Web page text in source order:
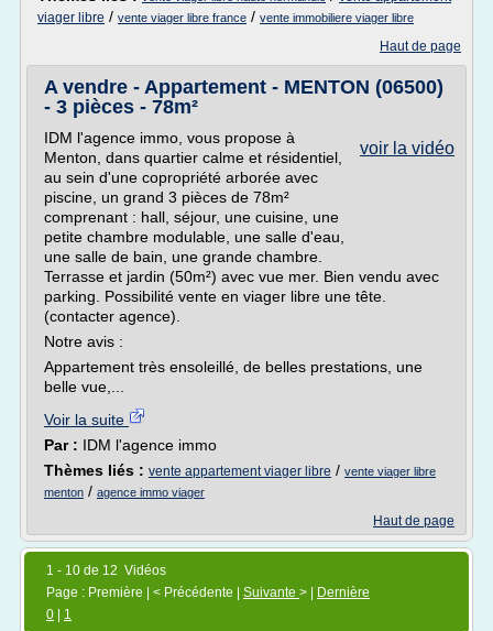
viager libre / vente viager libre france / vente immobiliere viager libre
Haut de page
A vendre - Appartement - MENTON (06500)
- 3 pièces - 78m²
voir la vidéo
IDM l'agence immo, vous propose à
Menton, dans quartier calme et résidentiel,
au sein d'une copropriété arborée avec
piscine, un grand 3 pièces de 78m²
comprenant : hall, séjour, une cuisine, une
petite chambre modulable, une salle d'eau,
une salle de bain, une grande chambre.
Terrasse et jardin (50m²) avec vue mer. Bien vendu avec
parking. Possibilité vente en viager libre une tête.
(contacter agence).
Notre avis :
Appartement très ensoleillé, de belles prestations, une
belle vue,...
Voir la suite
Par : IDM l'agence immo
Thèmes liés : vente appartement viager libre / vente viager libre
menton / agence immo viager
Haut de page
1 - 10 de 12 Vidéos
Page : Première | < Précédente | Suivante > |
Dernière
0
1